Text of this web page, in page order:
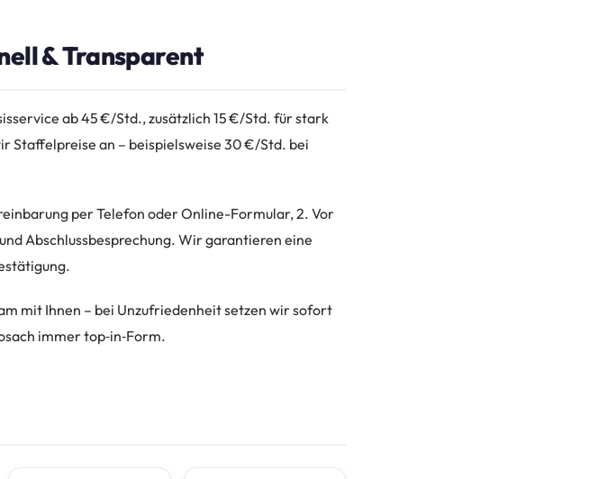
& Transparent
ab 45 €/Std., zusätzlich 15 €/Std. für stark
Staffelpreise an – beispielsweise 30 €/Std. bei
per Telefon oder Online-Formular, 2. Vor
Abschlussbesprechung. Wir garantieren eine
mit Ihnen – bei Unzufriedenheit setzen wir sofort
immer top‑in‑Form.